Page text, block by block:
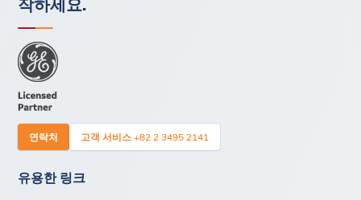
연락처 고객 서비스 +82 2 3495 2141
유용한 링크